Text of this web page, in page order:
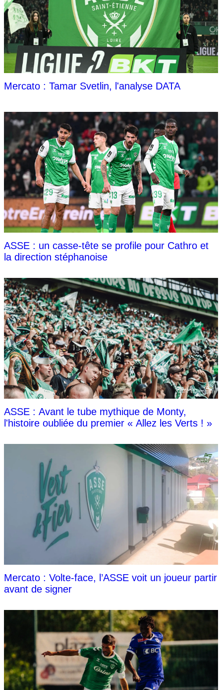
Mercato : Tamar Svetlin, l'analyse DATA
ASSE : un casse-tête se profile pour Cathro et
la direction stéphanoise
ASSE : Avant le tube mythique de Monty,
l'histoire oubliée du premier « Allez les Verts ! »
Mercato : Volte-face, l’ASSE voit un joueur partir
avant de signer